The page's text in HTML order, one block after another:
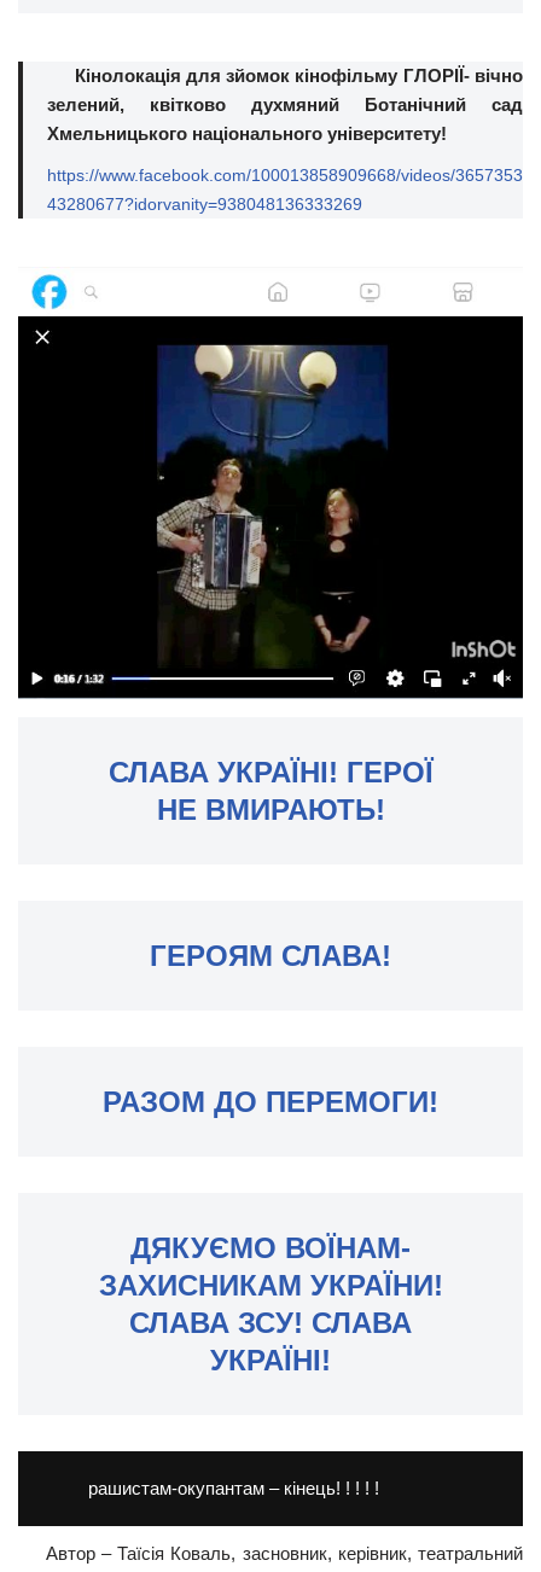
Кінолокація для зйомок кінофільму ГЛОРІЇ- вічно
зелений, квітково духмяний Ботанічний сад
Хмельницького національного університету!
https://www.facebook.com/100013858909668/videos/3657353
43280677?idorvanity=938048136333269
СЛАВА УКРАЇНІ! ГЕРОЇ
НЕ ВМИРАЮТЬ!
ГЕРОЯМ СЛАВА!
РАЗОМ ДО ПЕРЕМОГИ!
ДЯКУЄМО ВОЇНАМ-
ЗАХИСНИКАМ УКРАЇНИ!
СЛАВА ЗСУ! СЛАВА
УКРАЇНІ!
рашистам-окупантам – кінець! ! ! ! !
Автор – Таїсія Коваль, засновник, керівник, театральний